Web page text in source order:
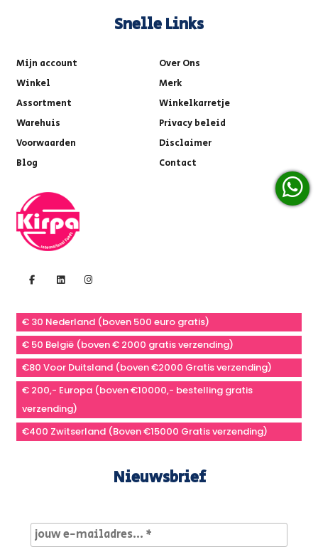
Snelle Links
Mijn account
Over Ons
Winkel
Merk
Assortment
Winkelkarretje
Warehuis
Privacy beleid
Voorwaarden
Disclaimer
Blog
Contact
€ 30 Nederland (boven 500 euro gratis)
€ 50 België (boven € 2000 gratis verzending)
€80 Voor Duitsland (boven €2000 Gratis verzending)
€ 200,- Europa (boven €10000,- bestelling gratis
verzending)
€400 Zwitserland (Boven €15000 Gratis verzending)
Nieuwsbrief